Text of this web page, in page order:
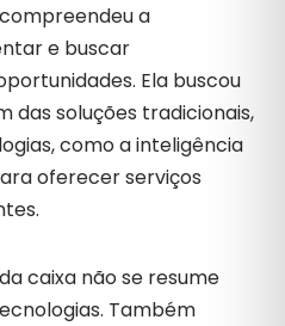
compreendeu a
e buscar
Ela buscou
das soluções tradicionais,
como a inteligência
oferecer serviços
caixa não se resume
Também